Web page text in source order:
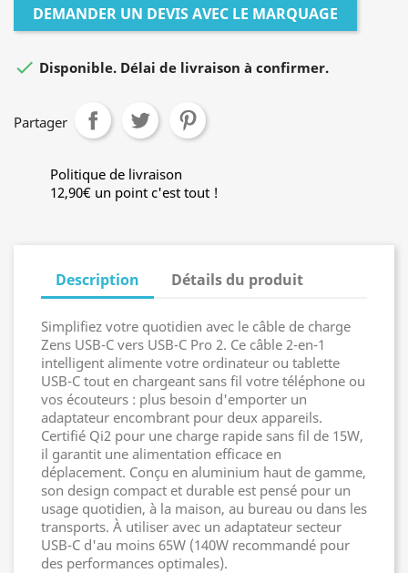
DEMANDER UN DEVIS AVEC LE MARQUAGE
 Disponible. Délai de livraison à confirmer.
Partager
Politique de livraison
12,90€ un point c'est tout !
Description Détails du produit
Simplifiez votre quotidien avec le câble de charge
Zens USB-C vers USB-C Pro 2. Ce câble 2-en-1
intelligent alimente votre ordinateur ou tablette
USB-C tout en chargeant sans fil votre téléphone ou
vos écouteurs : plus besoin d'emporter un
adaptateur encombrant pour deux appareils.
Certifié Qi2 pour une charge rapide sans fil de 15W,
il garantit une alimentation efficace en
déplacement. Conçu en aluminium haut de gamme,
son design compact et durable est pensé pour un
usage quotidien, à la maison, au bureau ou dans les
transports. À utiliser avec un adaptateur secteur
USB-C d'au moins 65W (140W recommandé pour
des performances optimales).